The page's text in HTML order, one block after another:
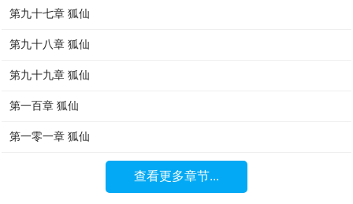
第九十七章 狐仙
第九十八章 狐仙
第九十九章 狐仙
第一百章 狐仙
第一零一章 狐仙
查看更多章节...